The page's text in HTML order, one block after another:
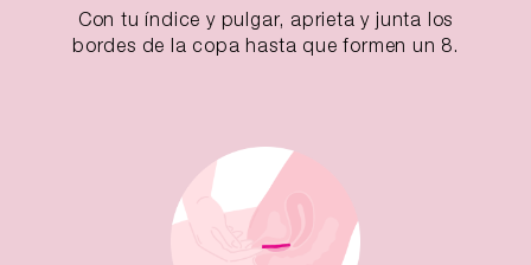
Con tu índice y pulgar, aprieta y junta los
bordes de la copa hasta que formen un 8.